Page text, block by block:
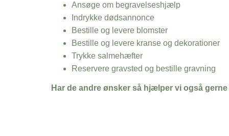
Ansøge om begravelseshjælp
Indrykke dødsannonce
Bestille og levere blomster
Bestille og levere kranse og dekorationer
Trykke salmehæfter
Reservere gravsted og bestille gravning
Har de andre ønsker så hjælper vi også gerne